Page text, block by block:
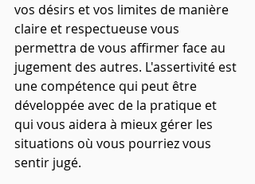
vos désirs et vos limites de manière
claire et respectueuse vous
permettra de vous affirmer face au
jugement des autres. L'assertivité est
une compétence qui peut être
développée avec de la pratique et
qui vous aidera à mieux gérer les
situations où vous pourriez vous
sentir jugé.